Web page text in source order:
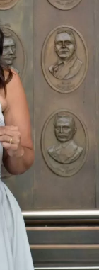
enfatizó que la
comunitaria
en la
etapa
por una
a Quintana
de
El relevo
legales
la